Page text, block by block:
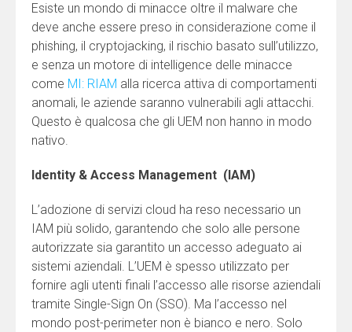
Esiste un mondo di minacce oltre il malware che
deve anche essere preso in considerazione come il
phishing, il cryptojacking, il rischio basato sull’utilizzo,
e senza un motore di intelligence delle minacce
come MI: RIAM alla ricerca attiva di comportamenti
anomali, le aziende saranno vulnerabili agli attacchi.
Questo è qualcosa che gli UEM non hanno in modo
nativo.
Identity & Access Management (IAM)
L’adozione di servizi cloud ha reso necessario un
IAM più solido, garantendo che solo alle persone
autorizzate sia garantito un accesso adeguato ai
sistemi aziendali. L’UEM è spesso utilizzato per
fornire agli utenti finali l’accesso alle risorse aziendali
tramite Single-Sign On (SSO). Ma l’accesso nel
mondo post-perimeter non è bianco e nero. Solo